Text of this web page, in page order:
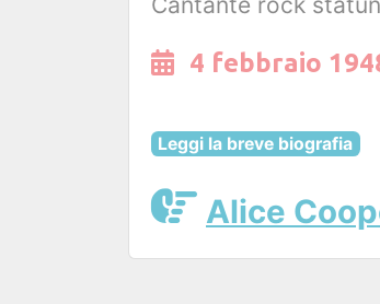
4 febbraio
Leggi la breve biografia
Alice